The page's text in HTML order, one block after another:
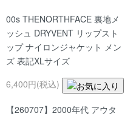
00s THENORTHFACE 裏地メ
ッシュ DRYVENT リップスト
ップ ナイロンジャケット メン
ズ 表記XLサイズ
6,400円(税込)
【260707】2000年代 アウタ